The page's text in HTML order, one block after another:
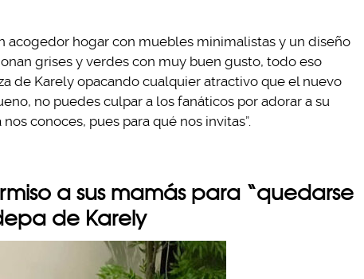
acogedor hogar con muebles minimalistas y un diseño
grises y verdes con muy buen gusto, todo eso
de Karely opacando cualquier atractivo que el nuevo
no puedes culpar a los fanáticos por adorar a su
conoces, pues para qué nos invitas”.
a sus mamás para “quedarse
de Karely